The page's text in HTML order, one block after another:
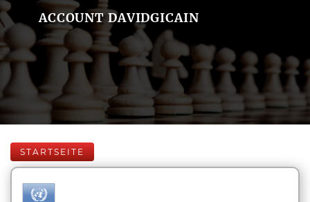
ACCOUNT DAVIDGICAIN
STARTSEITE